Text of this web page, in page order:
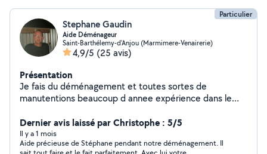
Particulier
Stephane Gaudin
Aide Déménageur
Saint-Barthélemy-d'Anjou (Marmimere-Venairerie)
4,9/5 (25 avis)
Présentation
Je fais du déménagement et toutes sortes de
manutentions beaucoup d annee expérience dans le
dans mon travaille j ai une caisse à outils si besoin j ai 3
chariot à roulettes pour transporter des carton et des
meubles
Dernier avis laissé par Christophe : 5/5
Il y a 1 mois
Aide précieuse de Stéphane pendant notre déménagement. Il